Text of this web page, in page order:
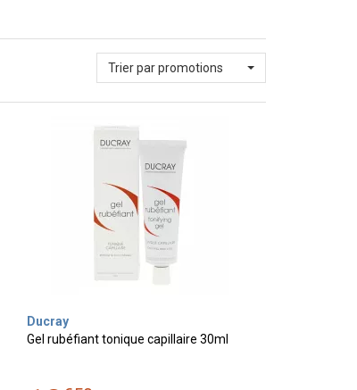
Trier par promotions
Ducray
Gel rubéfiant tonique capillaire 30ml